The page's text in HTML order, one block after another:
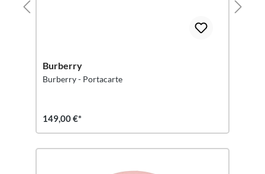
Burberry
Burberry - Portacarte
149,00 €*